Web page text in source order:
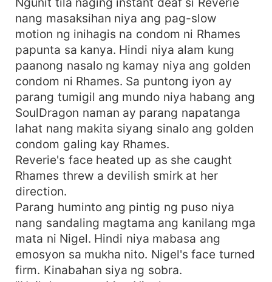
nang masaksihan niya ang pag-slow
motion ng inihagis na condom ni Rhames
papunta sa kanya. Hindi niya alam kung
paanong nasalo ng kamay niya ang golden
condom ni Rhames. Sa puntong iyon ay
parang tumigil ang mundo niya habang ang
SoulDragon naman ay parang napatanga
lahat nang makita siyang sinalo ang golden
condom galing kay Rhames.
Reverie's face heated up as she caught
Rhames threw a devilish smirk at her
direction.
Parang huminto ang pintig ng puso niya
nang sandaling magtama ang kanilang mga
mata ni Nigel. Hindi niya mabasa ang
emosyon sa mukha nito. Nigel's face turned
firm. Kinabahan siya ng sobra.